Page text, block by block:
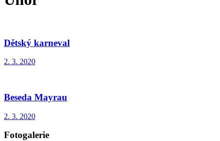
Dětský karneval
2. 3. 2020
Beseda Mayrau
2. 3. 2020
Fotogalerie